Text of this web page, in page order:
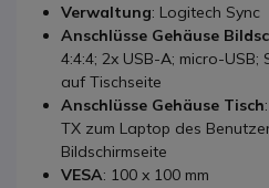
Verwaltung: Logitech Sync
Anschlüsse Gehäuse
4:4:4; 2x USB-A; micro-USB;
auf Tischseite
Anschlüsse Gehäuse Tisch
TX zum Laptop des
Bildschirmseite
VESA: 100 x 100 mm